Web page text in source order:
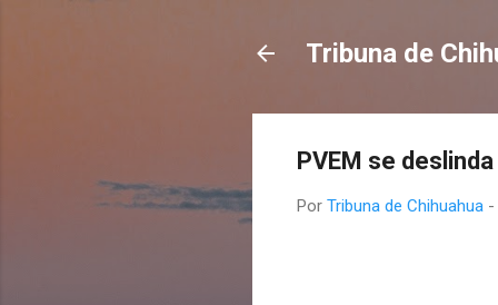
Tribuna de
PVEM se
Por Tribuna de Chihuahua -